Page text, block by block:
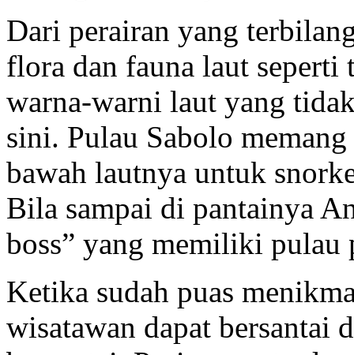
Dari perairan yang
flora dan fauna laut
warna-warni laut yang
sini. Pulau Sabolo
bawah lautnya untuk
Bila sampai di pantainya
boss” yang memiliki pulau
Ketika sudah puas
wisatawan dapat bersantai